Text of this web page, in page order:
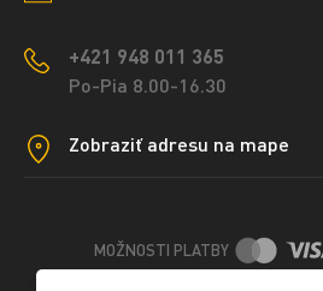
+421 948 011 365
Po-Pia 8.00-16.30
Zobraziť adresu na mape
MOŽNOSTI PLATBY